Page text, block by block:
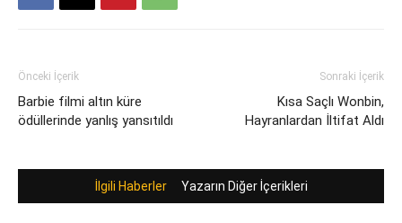
Önceki İçerik
Barbie filmi altın küre
ödüllerinde yanlış yansıtıldı
Sonraki İçerik
Kısa Saçlı Wonbin,
Hayranlardan İltifat Aldı
İlgili Haberler Yazarın Diğer İçerikleri